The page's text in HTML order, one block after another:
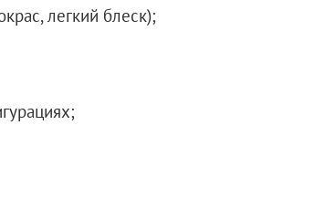
легкий блеск);